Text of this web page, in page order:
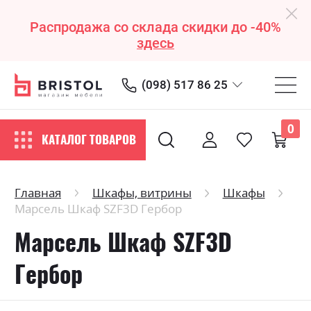
Распродажа со склада скидки до -40%
здесь
(098) 517 86 25
КАТАЛОГ ТОВАРОВ
0
Главная Шкафы, витрины
Шкафы
Марсель Шкаф SZF3D Гербор
Марсель Шкаф SZF3D
Гербор